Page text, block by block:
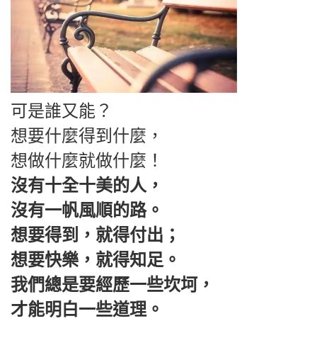
可是誰又能？
想要什麼得到什麼，
想做什麼就做什麼！
沒有十全十美的人，
沒有一帆風順的路。
想要得到，就得付出；
想要快樂，就得知足。
我們總是要經歷一些坎坷，
才能明白一些道理。